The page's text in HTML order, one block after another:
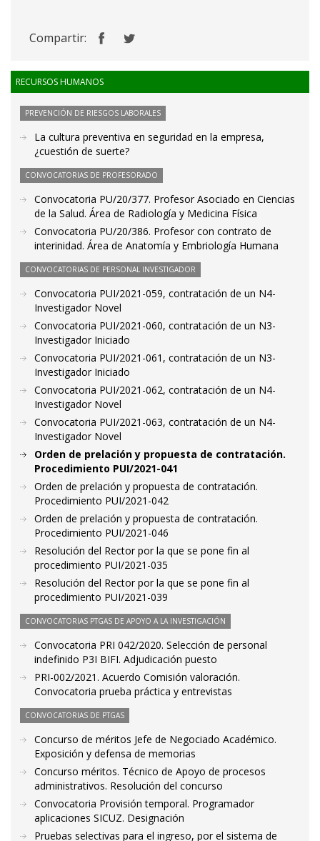
Compartir:
RECURSOS HUMANOS
PREVENCIÓN DE RIESGOS LABORALES
La cultura preventiva en seguridad en la empresa,
¿cuestión de suerte?
CONVOCATORIAS DE PROFESORADO
Convocatoria PU/20/377. Profesor Asociado en Ciencias
de la Salud. Área de Radiología y Medicina Física
Convocatoria PU/20/386. Profesor con contrato de
interinidad. Área de Anatomía y Embriología Humana
CONVOCATORIAS DE PERSONAL INVESTIGADOR
Convocatoria PUI/2021-059, contratación de un N4-
Investigador Novel
Convocatoria PUI/2021-060, contratación de un N3-
Investigador Iniciado
Convocatoria PUI/2021-061, contratación de un N3-
Investigador Iniciado
Convocatoria PUI/2021-062, contratación de un N4-
Investigador Novel
Convocatoria PUI/2021-063, contratación de un N4-
Investigador Novel
Orden de prelación y propuesta de contratación.
Procedimiento PUI/2021-041
Orden de prelación y propuesta de contratación.
Procedimiento PUI/2021-042
Orden de prelación y propuesta de contratación.
Procedimiento PUI/2021-046
Resolución del Rector por la que se pone fin al
procedimiento PUI/2021-035
Resolución del Rector por la que se pone fin al
procedimiento PUI/2021-039
CONVOCATORIAS PTGAS DE APOYO A LA INVESTIGACIÓN
Convocatoria PRI 042/2020. Selección de personal
indefinido P3I BIFI. Adjudicación puesto
PRI-002/2021. Acuerdo Comisión valoración.
Convocatoria prueba práctica y entrevistas
CONVOCATORIAS DE PTGAS
Concurso de méritos Jefe de Negociado Académico.
Exposición y defensa de memorias
Concurso méritos. Técnico de Apoyo de procesos
administrativos. Resolución del concurso
Convocatoria Provisión temporal. Programador
aplicaciones SICUZ. Designación
Pruebas selectivas para el ingreso, por el sistema de